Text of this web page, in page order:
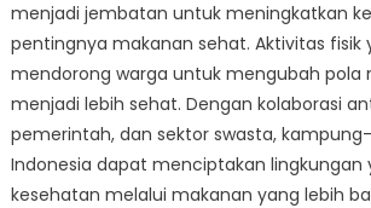
menjadi jembatan untuk meningkatkan
pentingnya makanan sehat. Aktivitas
mendorong warga untuk mengubah pola
menjadi lebih sehat. Dengan kolaborasi
pemerintah, dan sektor swasta,
Indonesia dapat menciptakan lingkungan
kesehatan melalui makanan yang lebih